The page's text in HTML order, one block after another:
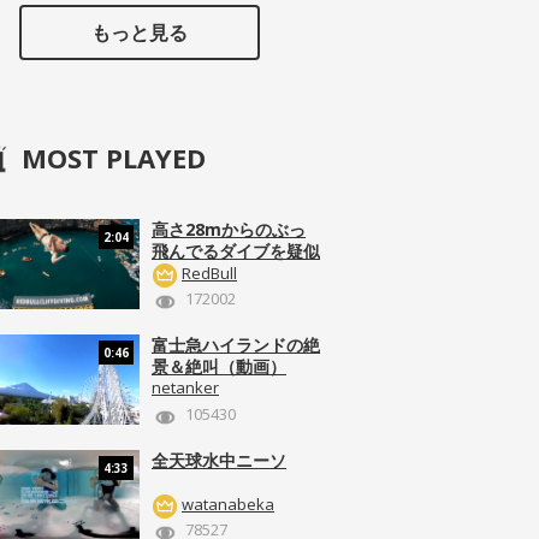
もっと見る
MOST PLAYED
2:04
高さ28mからのぶっ
飛んでるダイブを疑似
体験！RedBull
172002
0:46
富士急ハイランドの絶
景＆絶叫（動画）
netanker
105430
4:33 全天球水中ニーソ
watanabeka
78527